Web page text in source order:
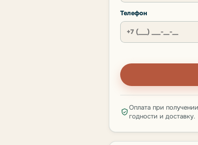
Телефон
Оплата при
годности и доставку.